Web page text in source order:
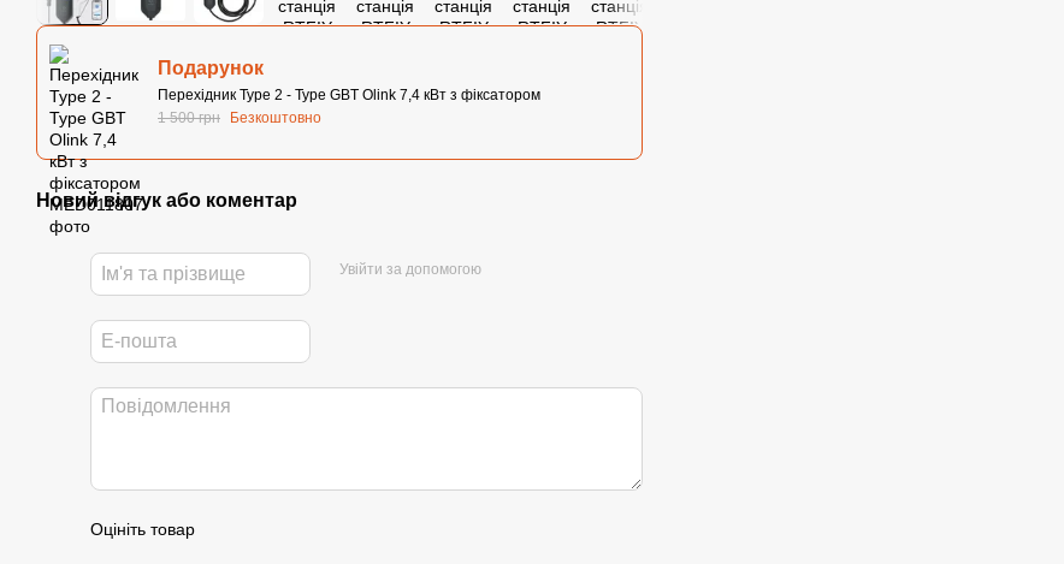
Подарунок
Перехідник Type 2 - Type GBT Olink 7,4 кВт з фіксатором
1 500 грн
Безкоштовно
Новий відгук або коментар
Увійти за допомогою
Оцініть товар